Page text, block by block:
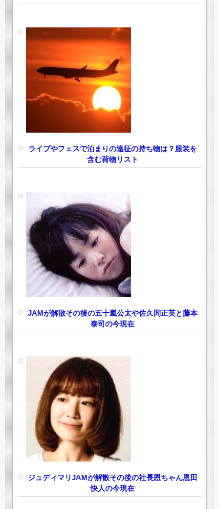
ライブやフェスで泊まりの遠征の持ち物は？服装を
含む荷物リスト
JAMが解散その後の五十嵐公太や佐久間正英と藤本
泰司の今現在
ジュディマリJAMが解散その後の社長恩ちゃん恩田
快人の今現在